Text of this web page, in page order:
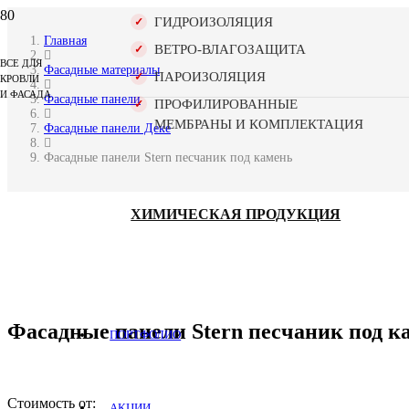
ВСЕ ДЛЯ
КРОВЛИ
И ФАСАДА
ГИДРОИЗОЛЯЦИЯ
ВЕТРО-ВЛАГОЗАЩИТА
ПАРОИЗОЛЯЦИЯ
ПРОФИЛИРОВАННЫЕ
МЕМБРАНЫ И КОМПЛЕКТАЦИЯ
ХИМИЧЕСКАЯ ПРОДУКЦИЯ
ПОРТФОЛИО
Главная
Фасадные материалы
Фасадные панели
Фасадные панели Деке
Фасадные панели Stern песчаник под камень
Фасадные панели Stern песчаник под
Стоимость от: